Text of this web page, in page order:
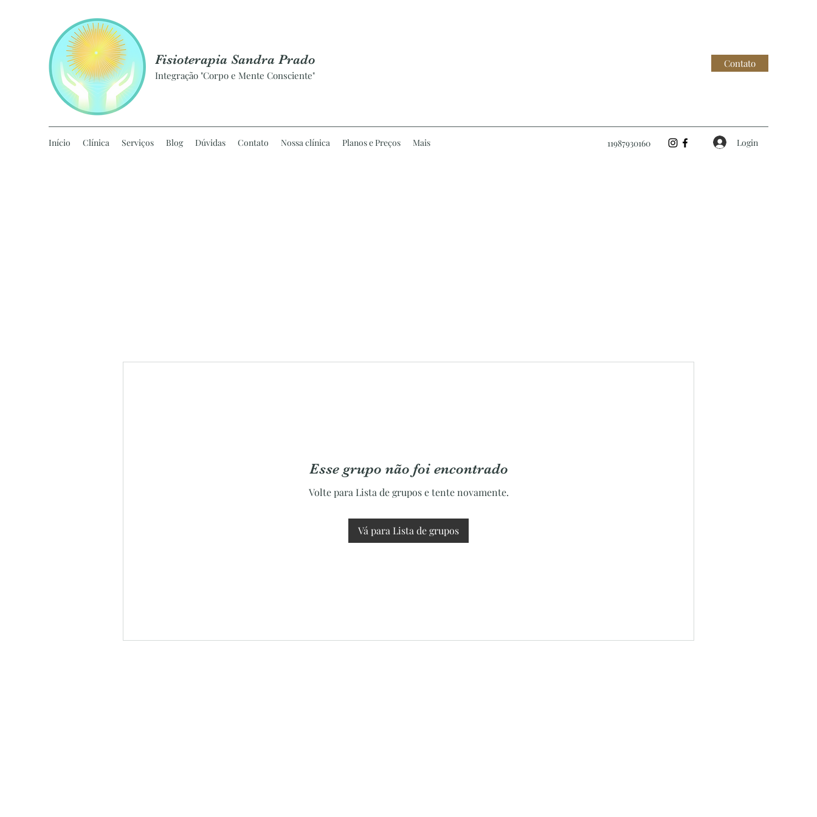
Fisioterapia Sandra Prado
Integração "Corpo e Mente Consciente"
Contato
Início Clínica Serviços Blog Dúvidas Contato Nossa clínica Planos e Preços Mais 11987930160 Login
Esse grupo não foi encontrado
Volte para Lista de grupos e tente novamente.
Vá para Lista de grupos